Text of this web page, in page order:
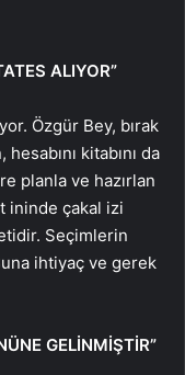
ALIYOR”
Özgür Bey, bırak
kitabını da
planla ve hazırlan
ininde çakal izi
Seçimlerin
ihtiyaç ve gerek
GELİNMİŞTİR”